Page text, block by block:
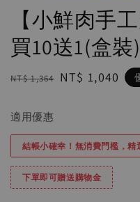
【小鮮肉手
買10送1(盒裝)
Regular
NT$ 1,364 Sale
NT$ 1,040
適用優惠
結帳小確幸！無消費門檻，精
下單即可贈送購物金